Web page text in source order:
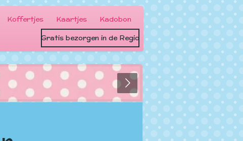
Koffertjes Kaartjes
Kadobon
Gratis bezorgen in de Regio